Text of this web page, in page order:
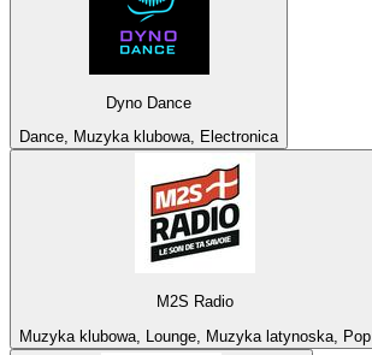
Dyno Dance
Dance, Muzyka klubowa, Electronica
M2S Radio
Muzyka klubowa, Lounge, Muzyka latynoska, Pop